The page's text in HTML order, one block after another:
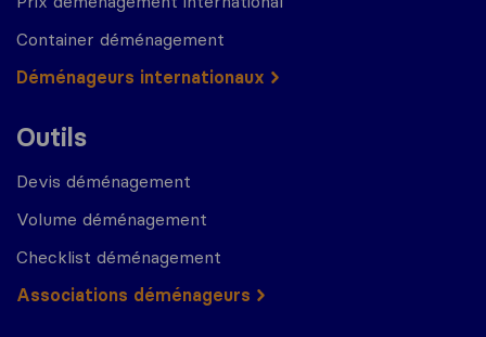
Container déménagement
Déménageurs internationaux
Outils
Devis déménagement
Volume déménagement
Checklist déménagement
Associations déménageurs